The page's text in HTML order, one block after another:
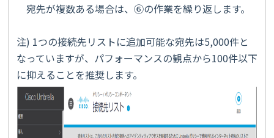
宛先が複数ある場合は、⑥の作業を繰り返します。
注) 1つの接続先リストに追加可能な宛先は5,000件と
なっていますが、パフォーマンスの観点から100件以下
に抑えることを推奨します。